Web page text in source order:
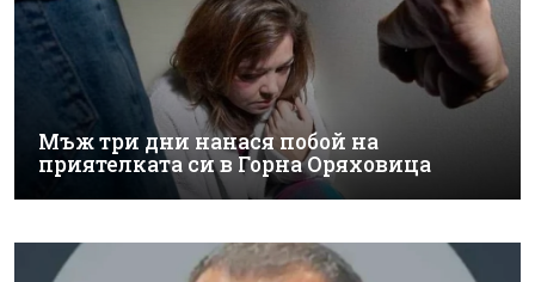
Мъж три дни нанася побой на
приятелката си в Горна Оряховица